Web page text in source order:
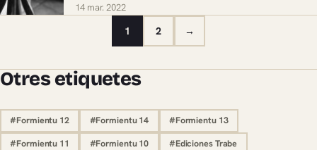
14 mar. 2022
1 2 →
Otres etiquetes
#Formientu 12 #Formientu 14 #Formientu 13
#Formientu 11 #Formientu 10 #Ediciones Trabe